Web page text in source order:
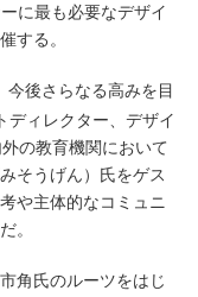
に最も必要なデザイ
する。
今後さらなる高みを目
ディレクター、デザイ
の教育機関において
そうげん）氏をゲス
や主体的なコミュニ
。
角氏のルーツをはじ